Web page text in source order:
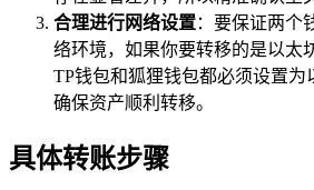
合理进行网络设置：要保证两个
络环境，如果你要转移的是以太
TP钱包和狐狸钱包都必须设置为
确保资产顺利转移。
具体转账步骤